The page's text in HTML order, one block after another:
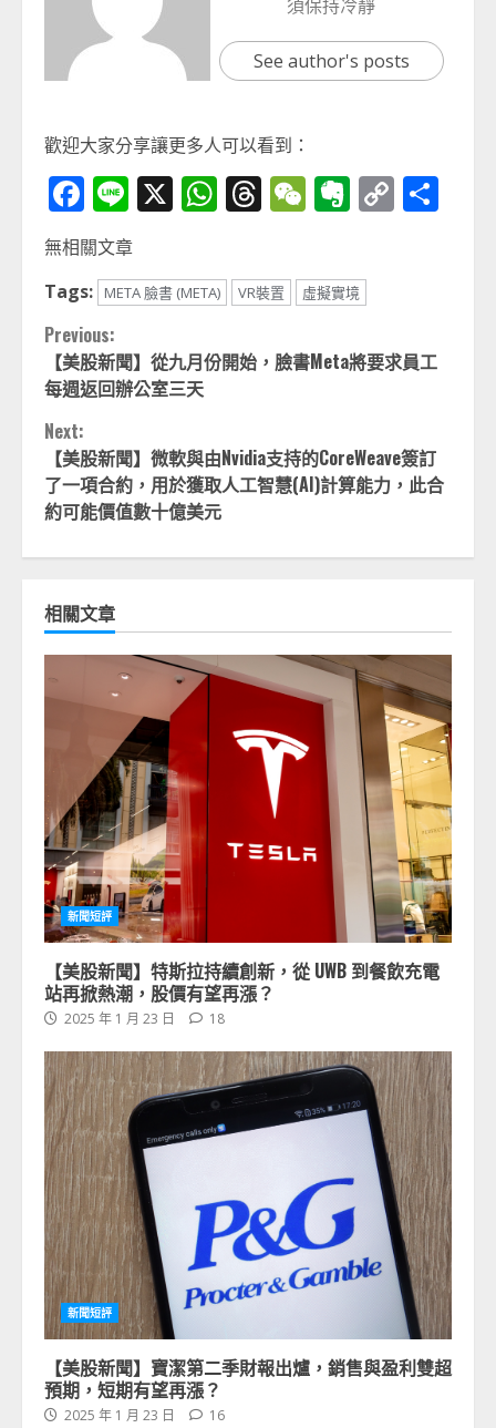
須保持冷靜
See author's posts
歡迎大家分享讓更多人可以看到：
Facebook
Line
X WhatsApp
Threads
WeChat
Evernote
Copy
無相關文章
Tags:
META 臉書 (META) VR裝置 虛擬實境
Continue
Reading
Previous:
【美股新聞】從九月份開始，臉書Meta將要求員工
每週返回辦公室三天
Next:
【美股新聞】微軟與由Nvidia支持的CoreWeave簽訂
了一項合約，用於獲取人工智慧(AI)計算能力，此合
約可能價值數十億美元
相關文章
新聞短評
【美股新聞】特斯拉持續創新，從 UWB 到餐飲充電
站再掀熱潮，股價有望再漲？
2025 年 1 月 23 日 18
新聞短評
【美股新聞】寶潔第二季財報出爐，銷售與盈利雙超
預期，短期有望再漲？
2025 年 1 月 23 日 16